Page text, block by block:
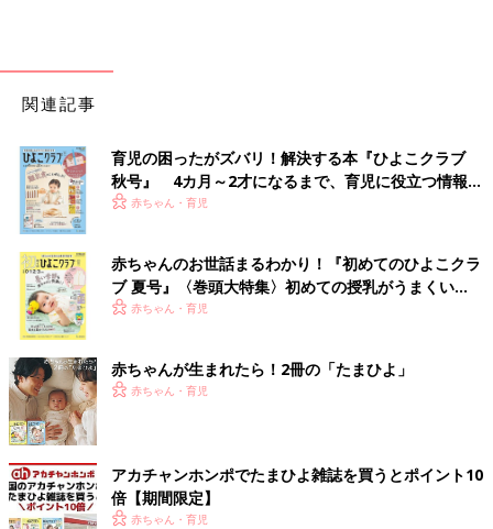
関連記事
育児の困ったがズバリ！解決する本『ひよこクラブ
秋号』 4カ月～2才になるまで、育児に役立つ情報が
いっぱい！
赤ちゃん・育児
赤ちゃんのお世話まるわかり！『初めてのひよこクラ
ブ 夏号』〈巻頭大特集〉初めての授乳がうまくい
く！ おっぱい・ミルクの基本と夏のトラブル 解決テ
赤ちゃん・育児
赤ちゃんが生まれたら！2冊の「たまひよ」
赤ちゃん・育児
アカチャンホンポでたまひよ雑誌を買うとポイント10
倍【期間限定】
赤ちゃん・育児